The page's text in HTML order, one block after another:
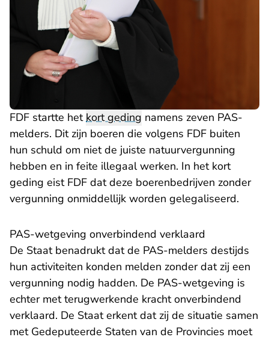
FDF startte hetkort geding namens zeven PAS-
melders. Dit zijn boeren die volgens FDF buiten
hun schuld om niet de juiste natuurvergunning
hebben en in feite illegaal werken. In het kort
geding eist FDF dat deze boerenbedrijven zonder
vergunning onmiddellijk worden gelegaliseerd.
PAS-wetgeving onverbindend verklaard
De Staat benadrukt dat de PAS-melders destijds
hun activiteiten konden melden zonder dat zij een
vergunning nodig hadden. De PAS-wetgeving is
echter met terugwerkende kracht onverbindend
verklaard. De Staat erkent dat zij de situatie samen
met Gedeputeerde Staten van de Provincies moet